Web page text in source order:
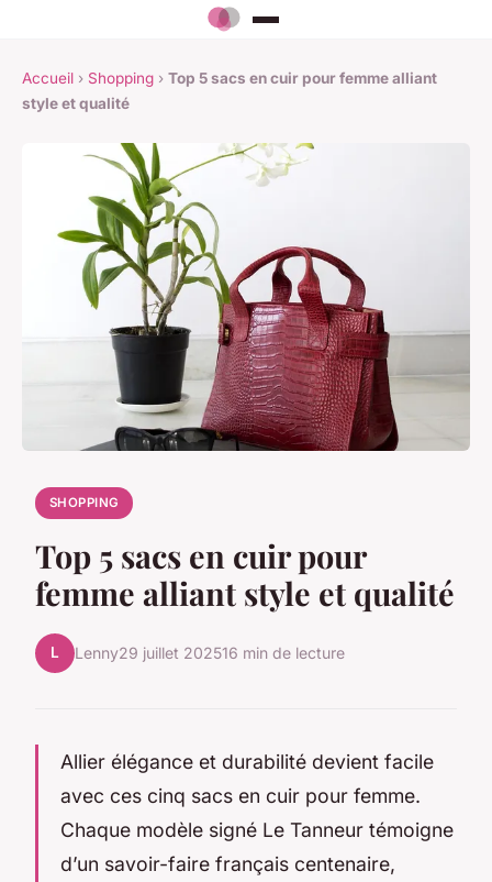
Accueil › Shopping › Top 5 sacs en cuir pour femme alliant
style et qualité
SHOPPING
Top 5 sacs en cuir pour
femme alliant style et qualité
L Lenny29 juillet 202516 min de lecture
Allier élégance et durabilité devient facile
avec ces cinq sacs en cuir pour femme.
Chaque modèle signé Le Tanneur témoigne
d’un savoir-faire français centenaire,